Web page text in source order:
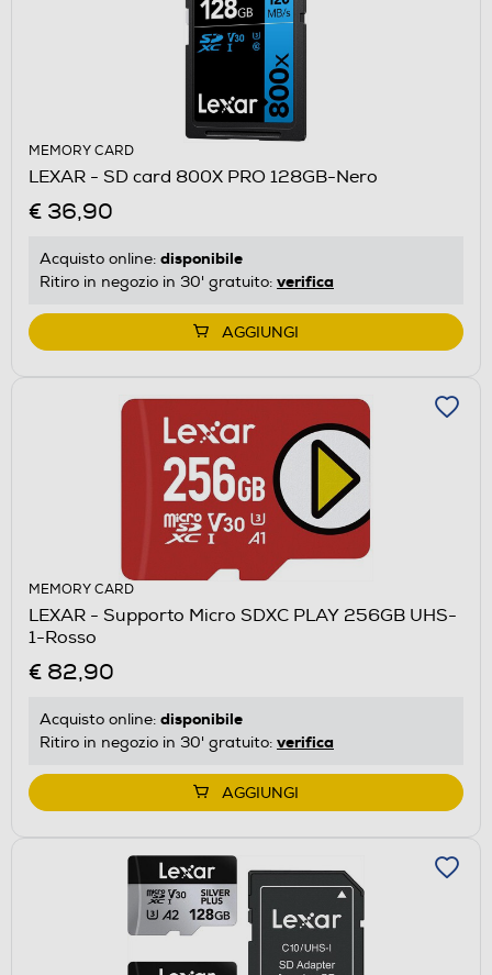
MEMORY CARD
LEXAR - SD card 800X PRO 128GB-Nero
€ 36,90
Acquisto online: disponibile
Ritiro in negozio in 30' gratuito: verifica
AGGIUNGI
MEMORY CARD
LEXAR - Supporto Micro SDXC PLAY 256GB UHS-
1-Rosso
€ 82,90
Acquisto online: disponibile
Ritiro in negozio in 30' gratuito: verifica
AGGIUNGI